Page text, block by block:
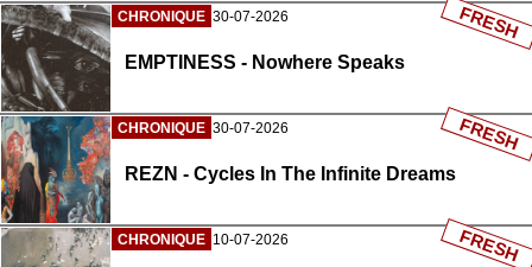
CHRONIQUE 30-07-2026
EMPTINESS - Nowhere Speaks
FRESH
CHRONIQUE 30-07-2026
REZN - Cycles In The Infinite Dreams
FRESH
CHRONIQUE 10-07-2026 FRESH